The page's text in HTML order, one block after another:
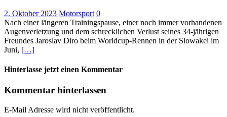
2. Oktober 2023 Motorsport 0
Nach einer längeren Trainingspause, einer noch immer vorhandenen
Augenverletzung und dem schrecklichen Verlust seines 34-jährigen
Freundes Jaroslav Diro beim Worldcup-Rennen in der Slowakei im
Juni, […]
Hinterlasse jetzt einen Kommentar
Kommentar hinterlassen
E-Mail Adresse wird nicht veröffentlicht.